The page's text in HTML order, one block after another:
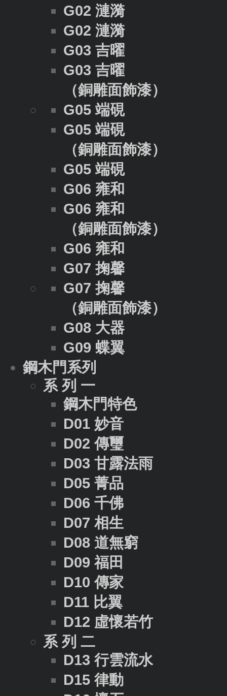
G02 漣漪
G02 漣漪
G03 吉曜
G03 吉曜
（銅雕面飾漆）
G05 端硯
G05 端硯
（銅雕面飾漆）
G05 端硯
G06 雍和
G06 雍和
（銅雕面飾漆）
G06 雍和
G07 掬馨
G07 掬馨
（銅雕面飾漆）
G08 大器
G09 蝶翼
鋼木門系列
系 列 一
鋼木門特色
D01 妙音
D02 傳璽
D03 甘露法雨
D05 菁品
D06 千佛
D07 相生
D08 道無窮
D09 福田
D10 傳家
D11 比翼
D12 虛懷若竹
系 列 二
D13 行雲流水
D15 律動